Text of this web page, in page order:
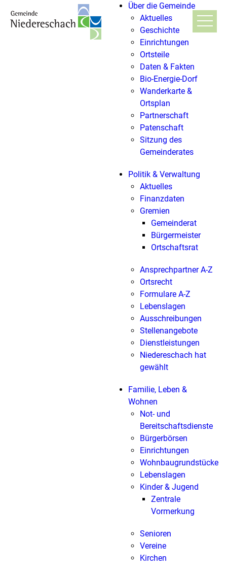
Über die Gemeinde
Aktuelles
Geschichte
Einrichtungen
Ortsteile
Daten & Fakten
Bio-Energie-Dorf
Wanderkarte &
Ortsplan
Partnerschaft
Patenschaft
Sitzung des
Gemeinderates
Politik & Verwaltung
Aktuelles
Finanzdaten
Gremien
Gemeinderat
Bürgermeister
Ortschaftsrat
Ansprechpartner A-Z
Ortsrecht
Formulare A-Z
Lebenslagen
Ausschreibungen
Stellenangebote
Dienstleistungen
Niedereschach hat
gewählt
Familie, Leben &
Wohnen
Not- und
Bereitschaftsdienste
Bürgerbörsen
Einrichtungen
Wohnbaugrundstücke
Lebenslagen
Kinder & Jugend
Zentrale
Vormerkung
Senioren
Vereine
Kirchen